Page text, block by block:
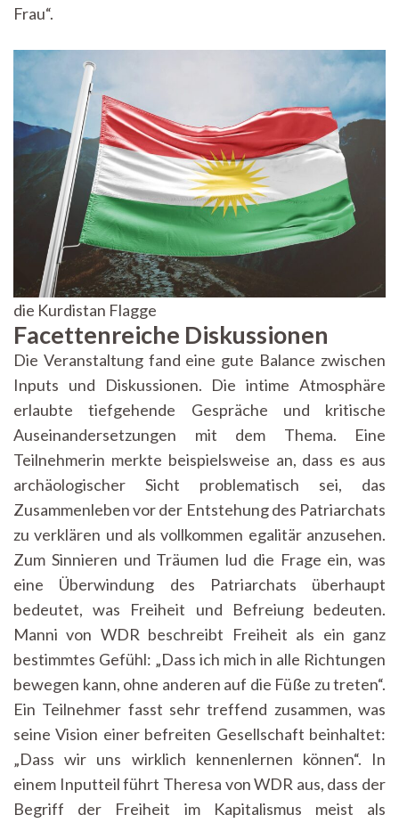
Frau“.
die Kurdistan Flagge
Facettenreiche Diskussionen
Die Veranstaltung fand eine gute Balance zwischen
Inputs und Diskussionen. Die intime Atmosphäre
erlaubte tiefgehende Gespräche und kritische
Auseinandersetzungen mit dem Thema. Eine
Teilnehmerin merkte beispielsweise an, dass es aus
archäologischer Sicht problematisch sei, das
Zusammenleben vor der Entstehung des Patriarchats
zu verklären und als vollkommen egalitär anzusehen.
Zum Sinnieren und Träumen lud die Frage ein, was
eine Überwindung des Patriarchats überhaupt
bedeutet, was Freiheit und Befreiung bedeuten.
Manni von WDR beschreibt Freiheit als ein ganz
bestimmtes Gefühl: „Dass ich mich in alle Richtungen
bewegen kann, ohne anderen auf die Füße zu treten“.
Ein Teilnehmer fasst sehr treffend zusammen, was
seine Vision einer befreiten Gesellschaft beinhaltet:
„Dass wir uns wirklich kennenlernen können“. In
einem Inputteil führt Theresa von WDR aus, dass der
Begriff der Freiheit im Kapitalismus meist als